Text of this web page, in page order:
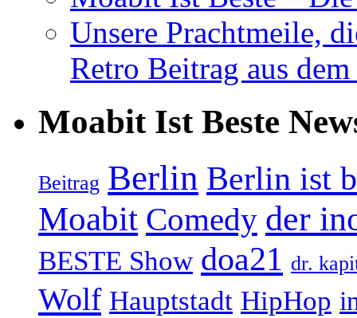
Unsere Prachtmeile,
Retro Beitrag aus
Moabit Ist Beste
Beitrag Berlin Berlin ist
Moabit Comedy der
BESTE Show doa21 dr.
Wolf Hauptstadt HipHop